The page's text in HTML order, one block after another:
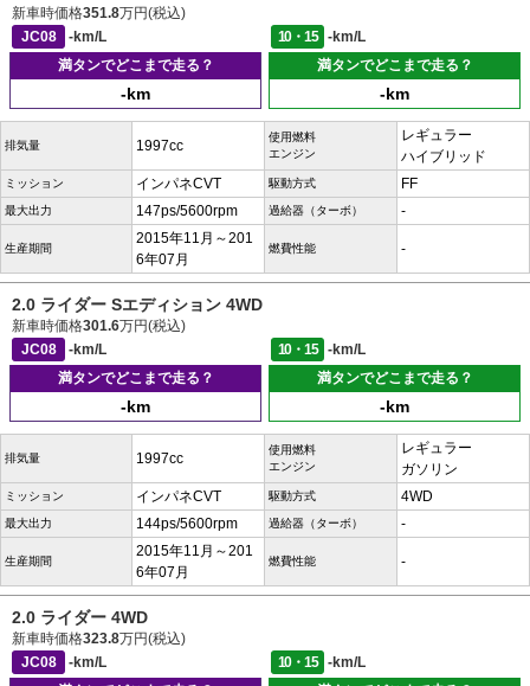
新車時価格351.8万円(税込)
JC08
-km/L 10・15
-km/L
満タンでどこまで走る？
-km
満タンでどこまで走る？
-km
排気量 1997cc
使用燃料
エンジン
レギュラー
ハイブリッド
ミッション インパネCVT 駆動方式 FF
最大出力 147ps/5600rpm 過給器（ターボ） -
生産期間
2015年11月～201
6年07月
燃費性能 -
2.0 ライダー Sエディション 4WD
新車時価格301.6万円(税込)
JC08
-km/L 10・15
-km/L
満タンでどこまで走る？
-km
満タンでどこまで走る？
-km
排気量 1997cc
使用燃料
エンジン
レギュラー
ガソリン
ミッション インパネCVT 駆動方式 4WD
最大出力 144ps/5600rpm 過給器（ターボ） -
生産期間
2015年11月～201
6年07月
燃費性能 -
2.0 ライダー 4WD
新車時価格323.8万円(税込)
JC08
-km/L 10・15
-km/L